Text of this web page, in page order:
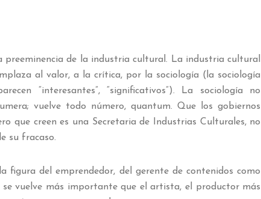
preeminencia de la industria cultural. La industria cultural
al valor, a la crítica, por la sociología (la sociología
“interesantes”, “significativos”). La sociología no
vuelve todo número, quantum. Que los gobiernos
que creen es una Secretaria de Industrias Culturales, no
su fracaso.
figura del emprendedor, del gerente de contenidos como
vuelve más importante que el artista, el productor más